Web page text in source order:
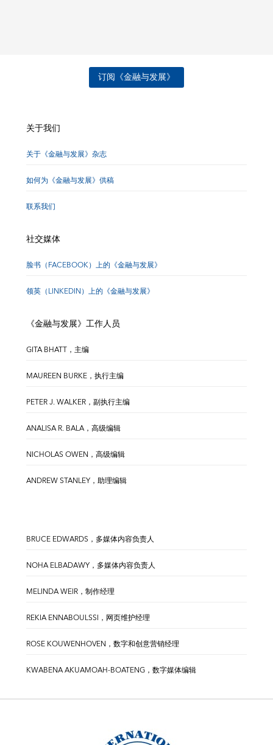
订阅《金融与发展》
关于我们
关于《金融与发展》杂志
如何为《金融与发展》供稿
联系我们
社交媒体
脸书（FACEBOOK）上的《金融与发展》
领英（LINKEDIN）上的《金融与发展》
《金融与发展》工作人员
GITA BHATT，主编
MAUREEN BURKE，执行主编
PETER J. WALKER，副执行主编
ANALISA R. BALA，高级编辑
NICHOLAS OWEN，高级编辑
ANDREW STANLEY，助理编辑
BRUCE EDWARDS，多媒体内容负责人
NOHA ELBADAWY，多媒体内容负责人
MELINDA WEIR，制作经理
REKIA ENNABOULSSI，网页维护经理
ROSE KOUWENHOVEN，数字和创意营销经理
KWABENA AKUAMOAH-BOATENG，数字媒体编辑